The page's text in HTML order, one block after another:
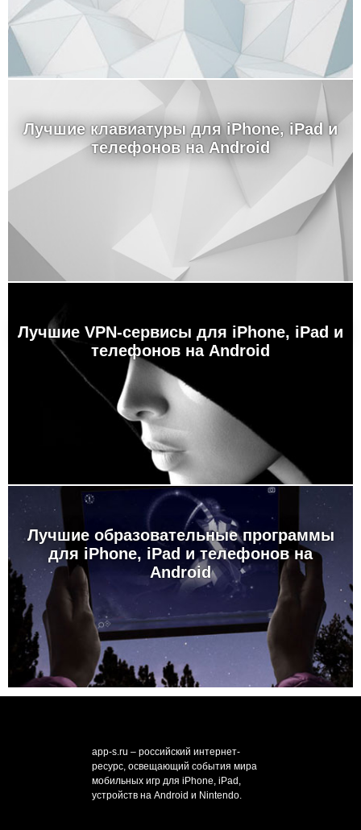
Лучшие клавиатуры для iPhone, iPad и
телефонов на Android
Лучшие VPN-сервисы для iPhone, iPad и
телефонов на Android
Лучшие образовательные программы
для iPhone, iPad и телефонов на
Android
app-s.ru – российский интернет-
ресурс, освещающий события мира
мобильных игр для iPhone, iPad,
устройств на Android и Nintendo.